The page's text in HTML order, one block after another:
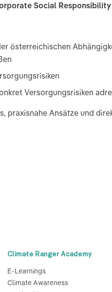
Social
österreichischen
Versorgungsrisiken
praxisnahe Ansätze und
Climate Ranger Academy
E-Learnings
Climate Awareness